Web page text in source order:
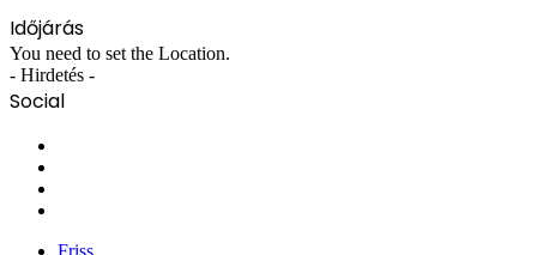
Időjárás
You need to set the Location.
- Hirdetés -
Social
Friss